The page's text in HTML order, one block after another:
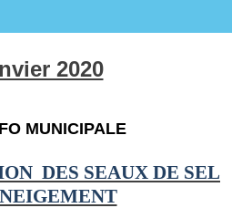
2020
MUNICIPALE
DES SEAUX DE SEL